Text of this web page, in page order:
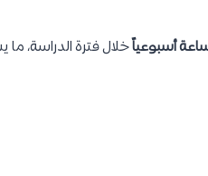
خلال فترة الدراسة،